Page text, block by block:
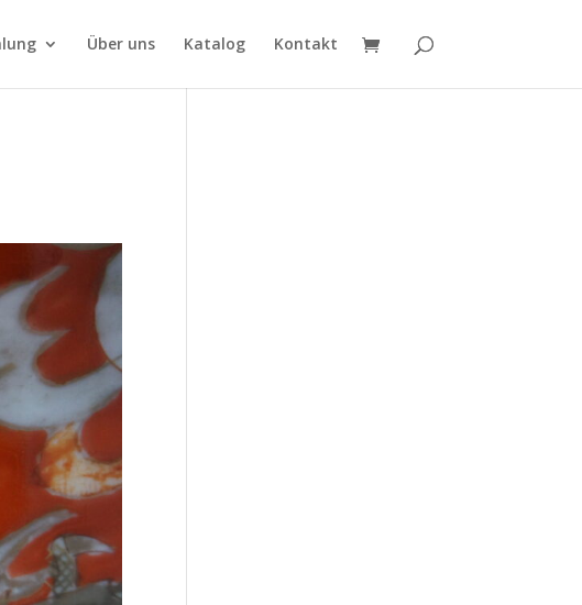
Über uns Katalog Kontakt